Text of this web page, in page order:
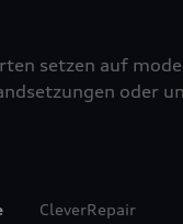
setzen auf
oder
CleverRepair